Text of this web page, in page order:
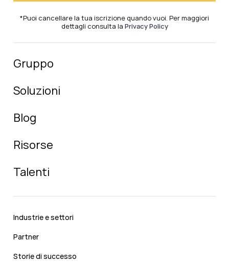
*Puoi cancellare la tua iscrizione quando vuoi. Per maggiori
dettagli consulta la Privacy Policy
Gruppo
Soluzioni
Blog
Risorse
Talenti
Industrie e settori
Partner
Storie di successo